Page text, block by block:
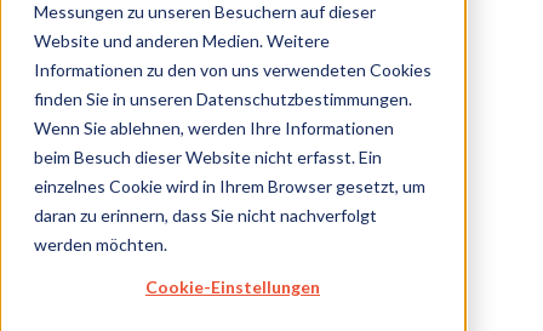
Messungen zu unseren Besuchern auf dieser
Website und anderen Medien. Weitere
Informationen zu den von uns verwendeten Cookies
finden Sie in unseren Datenschutzbestimmungen.
Wenn Sie ablehnen, werden Ihre Informationen
beim Besuch dieser Website nicht erfasst. Ein
einzelnes Cookie wird in Ihrem Browser gesetzt, um
daran zu erinnern, dass Sie nicht nachverfolgt
werden möchten.
Cookie-Einstellungen
HOME
LEISTUNGEN IVD